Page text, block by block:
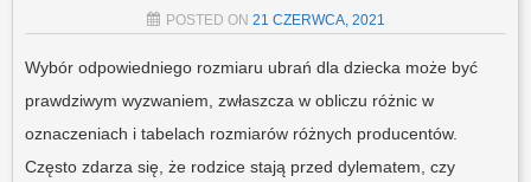
POSTED ON 21 CZERWCA, 2021
Wybór odpowiedniego rozmiaru ubrań dla dziecka może być
prawdziwym wyzwaniem, zwłaszcza w obliczu różnic w
oznaczeniach i tabelach rozmiarów różnych producentów.
Często zdarza się, że rodzice stają przed dylematem, czy